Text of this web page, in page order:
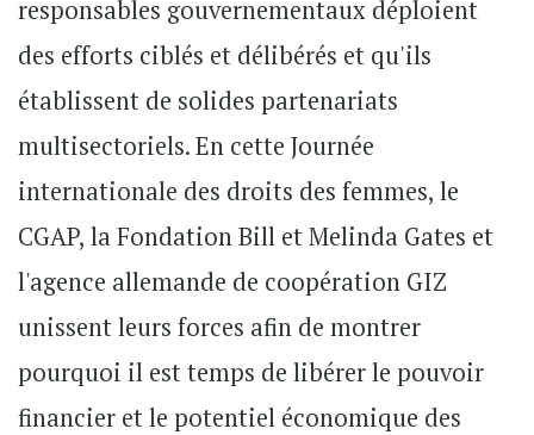
responsables gouvernementaux déploient
des efforts ciblés et délibérés et qu'ils
établissent de solides partenariats
multisectoriels. En cette Journée
internationale des droits des femmes, le
CGAP, la Fondation Bill et Melinda Gates et
l'agence allemande de coopération GIZ
unissent leurs forces afin de montrer
pourquoi il est temps de libérer le pouvoir
financier et le potentiel économique des